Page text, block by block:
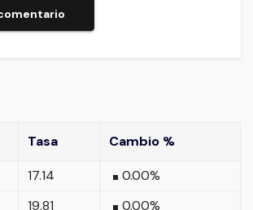
Tasa
Cambio %
17.14 0.00%
19.81 0.00%